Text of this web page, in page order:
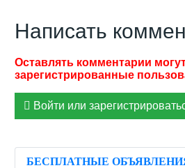
Написать
Войти или
БЕСПЛАТНЫЕ